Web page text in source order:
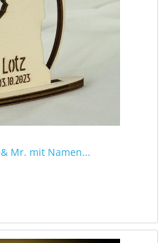
Mr. mit Namen...